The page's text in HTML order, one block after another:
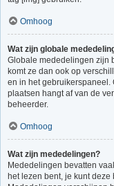
Omhoog
Wat zijn globale
Globale mededelingen zijn
komt ze dan ook op
en in het gebruikerspaneel.
plaatsen hangt af van de
beheerder.
Omhoog
Wat zijn mededelingen?
Mededelingen bevatten
het lezen bent, je kunt